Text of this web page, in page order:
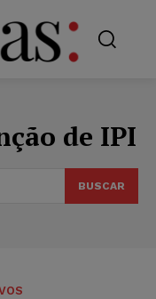
de IPI
BUSCAR